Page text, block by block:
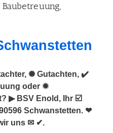
✺ Gutachten, ✔️
oder ✹
▶︎ BSV Enold, Ihr ☑️
Schwanstetten. ❤
uns ✉ ✔.